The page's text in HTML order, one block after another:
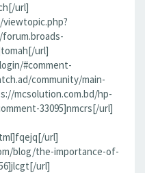
url]
url]
#comment-
community/main-
mcsolution.com.bd/hp-
33095]nmcrs[/url]
url]
blog/the-importance-of-
url]